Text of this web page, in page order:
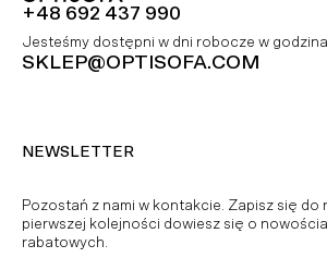
+48 692 437 990
Jesteśmy dostępni w dni robocze w
SKLEP@OPTISOFA.COM
NEWSLETTER
Pozostań z nami w kontakcie. Zapisz się do
pierwszej kolejności dowiesz się o
rabatowych.